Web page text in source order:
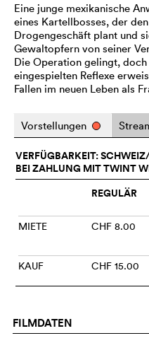
Eine junge mexikanische
eines Kartellbosses, der
Drogengeschäft plant und
Gewaltopfern von seiner
Die Operation gelingt,
eingespielten Reflexe
Fallen im neuen Leben als
Vorstellungen
VERFÜGBARKEIT:
BEI ZAHLUNG MIT TWINT
REGULÄR
MIETE CHF 8.00
KAUF CHF 15.00
FILMDATEN